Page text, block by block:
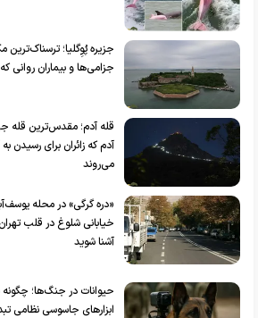
جزیره پُوِگلیا؛
جزامی‌ها و بیماران روانی
قله آدم؛ مقدس‌ترین قله
می‌روند
«دره گرگی» در محله
خیابانی شلوغ در قلب
آشنا شوید
حیوانات در جنگ‌ها؛
ابزار‌های جاسوسی نظامی